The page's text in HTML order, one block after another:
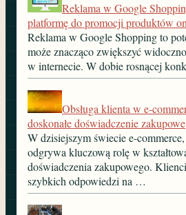
Reklama w Google
platformę do promocji produktów
Reklama w Google Shopping to
może znacząco zwiększyć
w internecie. W dobie rosnącej
Obsługa klienta w e-
doskonałe doświadczenie zakupowe
W dzisiejszym świecie e-commerce,
odgrywa kluczową rolę w
doświadczenia zakupowego.
szybkich odpowiedzi na …